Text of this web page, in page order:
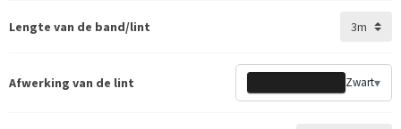
Lengte van de band/lint
Afwerking van de lint Zwart▾